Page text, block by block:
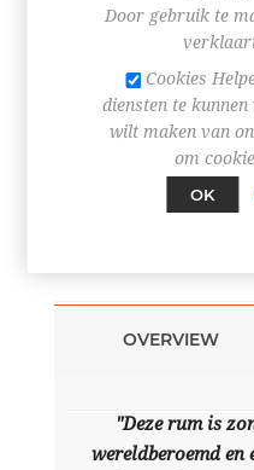
OVERVIEW
"Deze rum is
wereldberoemd en
Door gebruik te
Cookies
diensten te
wilt maken van
om
OK